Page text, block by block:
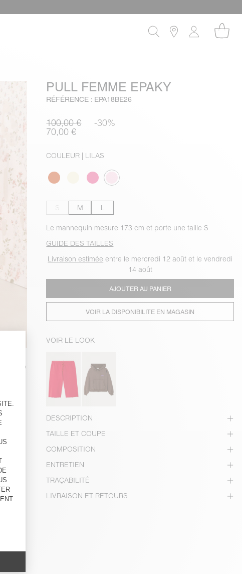
PULL FEMME EPAKY
RÉFÉRENCE : EPA18BE26
100,00 € -30%
70,00 €
COULEUR | LILAS
M L
Le mannequin mesure 173 cm et porte une taille S
GUIDE DES TAILLES
Livraison estimée entre le mercredi 12 août et le vendredi
14 août
AJOUTER AU PANIER
VOIR LA DISPONIBILITE EN MAGASIN
VOIR LE LOOK
DESCRIPTION
TAILLE ET COUPE
COMPOSITION
ENTRETIEN
TRAÇABILITÉ
LIVRAISON ET RETOURS